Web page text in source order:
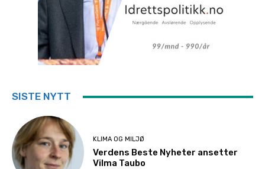
SISTE NYTT
KLIMA OG MILJØ
Verdens Beste Nyheter ansetter
Vilma Taubo